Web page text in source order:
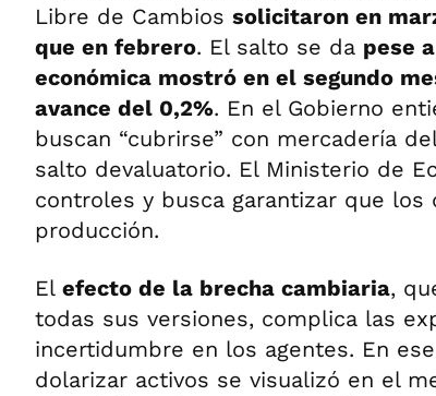
Libre de Cambios solicitaron en
que en febrero. El salto se da pese
económica mostró en el segundo
avance del 0,2%. En el Gobierno
buscan “cubrirse” con mercadería
salto devaluatorio. El Ministerio de
controles y busca garantizar que
producción.
El efecto de la brecha cambiaria,
todas sus versiones, complica las
incertidumbre en los agentes. En
dolarizar activos se visualizó en el